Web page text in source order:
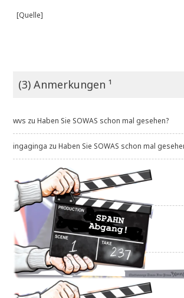
[Quelle]
(3) Anmerkungen ¹
wvs zuHaben Sie SOWAS schon mal gesehen?
ingaginga zuHaben Sie SOWAS schon mal